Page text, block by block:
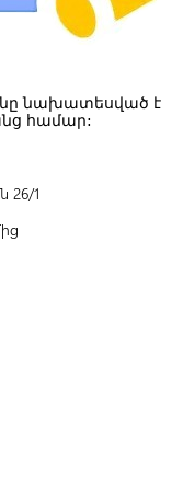
նախատեսված է
համար:
26/1